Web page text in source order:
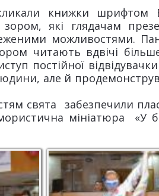
книжки шрифтом
які глядачам
можливостями.
читають вдвічі
постійної
але й
свята забезпечили
мініатюра «У